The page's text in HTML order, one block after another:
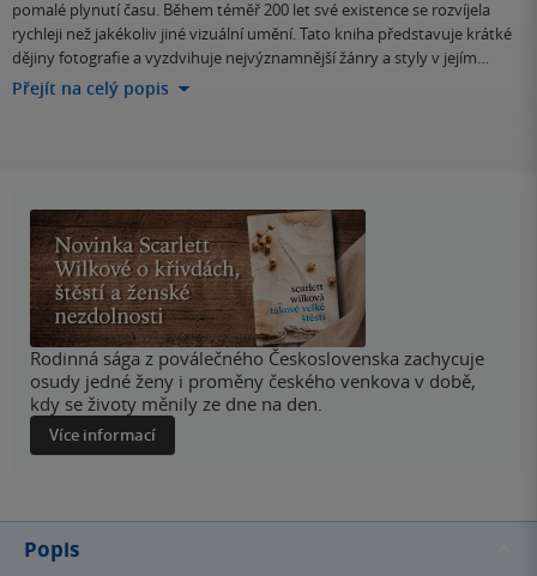
pomalé plynutí času. Během téměř 200 let své existence se rozvíjela
rychleji než jakékoliv jiné vizuální umění. Tato kniha představuje krátké
dějiny fotografie a vyzdvihuje nejvýznamnější žánry a styly v jejím…
Přejít na celý popis
Rodinná sága z poválečného Československa zachycuje
osudy jedné ženy i proměny českého venkova v době,
kdy se životy měnily ze dne na den.
Více informací
Popis